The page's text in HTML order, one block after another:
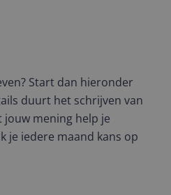
Start dan hieronder
duurt het schrijven van
jouw mening help je
je iedere maand kans op